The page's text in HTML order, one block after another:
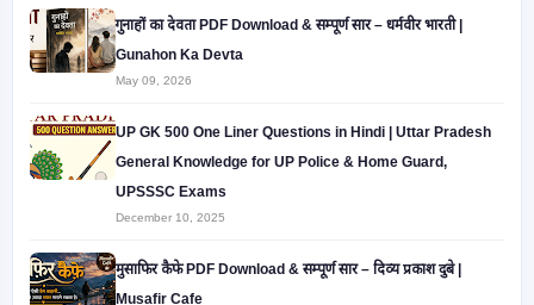
गुनाहों का देवता PDF Download & सम्पूर्ण सार – धर्मवीर भारती |
Gunahon Ka Devta
May 09, 2026
UP GK 500 One Liner Questions in Hindi | Uttar Pradesh
General Knowledge for UP Police & Home Guard,
UPSSSC Exams
December 10, 2025
मुसाफिर कैफे PDF Download & सम्पूर्ण सार – दिव्य प्रकाश दुबे |
Musafir Cafe